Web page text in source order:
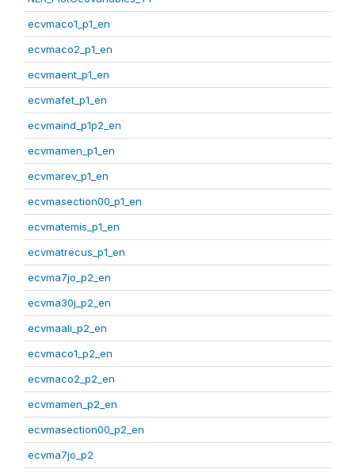
ecvmaco1_p1_en
ecvmaco2_p1_en
ecvmaent_p1_en
ecvmafet_p1_en
ecvmaind_p1p2_en
ecvmamen_p1_en
ecvmarev_p1_en
ecvmasection00_p1_en
ecvmatemis_p1_en
ecvmatrecus_p1_en
ecvma7jo_p2_en
ecvma30j_p2_en
ecvmaali_p2_en
ecvmaco1_p2_en
ecvmaco2_p2_en
ecvmamen_p2_en
ecvmasection00_p2_en
ecvma7jo_p2